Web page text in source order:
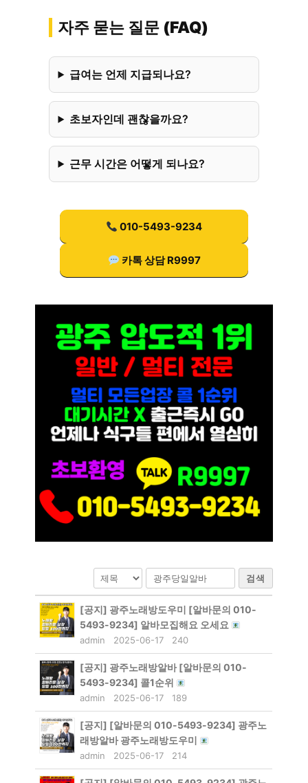
자주 묻는 질문 (FAQ)
급여는 언제 지급되나요?
초보자인데 괜찮을까요?
근무 시간은 어떻게 되나요?
010-5493-9234
카톡 상담 R9997
검색
[공지] 광주노래방도우미 [알바문의 010-
5493-9234] 알바모집해요 오세요
admin 2025-06-17 240
[공지] 광주노래방알바 [알바문의 010-
5493-9234] 콜1순위
admin 2025-06-17 189
[공지] [알바문의 010-5493-9234] 광주노
래방알바 광주노래방도우미
admin 2025-06-17 214